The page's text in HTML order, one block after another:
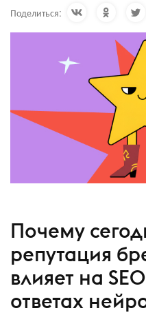
Поделиться:
Почему
репутация
влияет на
ответах